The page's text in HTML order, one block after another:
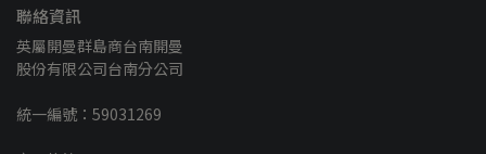
聯絡資訊
英屬開曼群島商台南開曼
股份有限公司台南分公司
統一編號：59031269